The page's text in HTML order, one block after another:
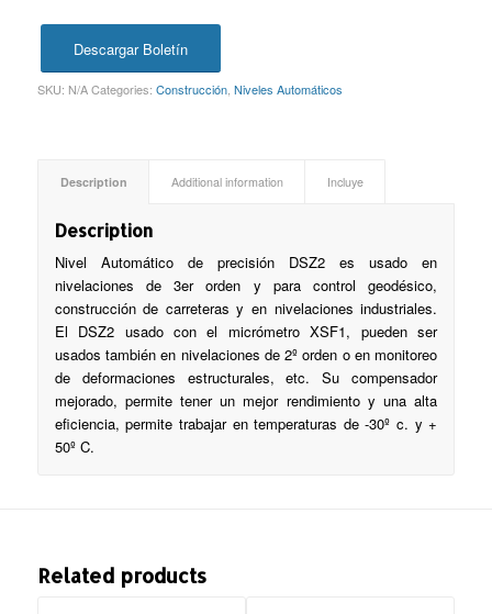
Descargar Boletín
SKU: N/A Categories: Construcción, Niveles Automáticos
Description Additional information Incluye
Description
Nivel Automático de precisión DSZ2 es usado en
nivelaciones de 3er orden y para control geodésico,
construcción de carreteras y en nivelaciones industriales.
El DSZ2 usado con el micrómetro XSF1, pueden ser
usados también en nivelaciones de 2º orden o en monitoreo
de deformaciones estructurales, etc. Su compensador
mejorado, permite tener un mejor rendimiento y una alta
eficiencia, permite trabajar en temperaturas de -30º c. y +
50º C.
Related products